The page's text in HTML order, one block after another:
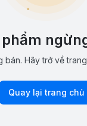
phẩm
bán. Hãy trở về
Quay lại trang chủ